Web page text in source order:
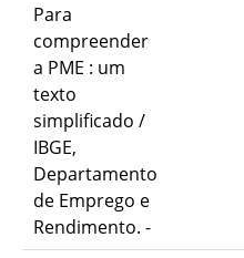
Para
compreender
a PME : um
texto
simplificado /
IBGE,
Departamento
de Emprego e
Rendimento. -